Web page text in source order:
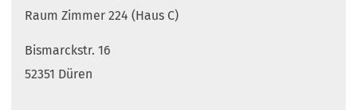
Raum Zimmer 224 (Haus C)
Bismarckstr. 16
52351 Düren